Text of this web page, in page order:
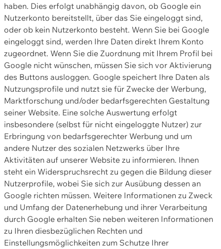
haben. Dies erfolgt unabhängig davon, ob Google ein
Nutzerkonto bereitstellt, über das Sie eingeloggt sind,
oder ob kein Nutzerkonto besteht. Wenn Sie bei Google
eingeloggt sind, werden Ihre Daten direkt Ihrem Konto
zugeordnet. Wenn Sie die Zuordnung mit Ihrem Profil bei
Google nicht wünschen, müssen Sie sich vor Aktivierung
des Buttons ausloggen. Google speichert Ihre Daten als
Nutzungsprofile und nutzt sie für Zwecke der Werbung,
Marktforschung und/oder bedarfsgerechten Gestaltung
seiner Website. Eine solche Auswertung erfolgt
insbesondere (selbst für nicht eingeloggte Nutzer) zur
Erbringung von bedarfsgerechter Werbung und um
andere Nutzer des sozialen Netzwerks über Ihre
Aktivitäten auf unserer Website zu informieren. Ihnen
steht ein Widerspruchsrecht zu gegen die Bildung dieser
Nutzerprofile, wobei Sie sich zur Ausübung dessen an
Google richten müssen. Weitere Informationen zu Zweck
und Umfang der Datenerhebung und ihrer Verarbeitung
durch Google erhalten Sie neben weiteren Informationen
zu Ihren diesbezüglichen Rechten und
Einstellungsmöglichkeiten zum Schutze Ihrer